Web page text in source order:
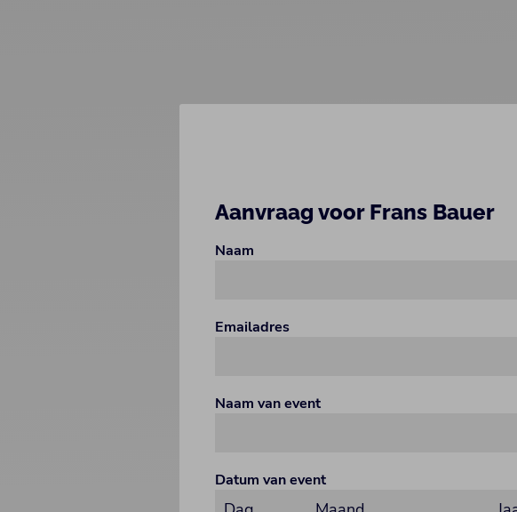
Aanvraag voor Frans Bauer
Naam
Emailadres
Naam van event
Datum van event